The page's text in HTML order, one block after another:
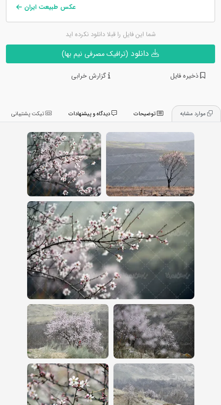
عکس طبیعت ایران
شما این فایل را قبلا دانلود نکرده اید
(ترافیک مصرفی نیم بها)
ذخیره فایل گزارش خرابی
توضیحات تیکت پشتیبانی